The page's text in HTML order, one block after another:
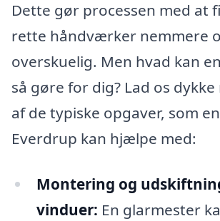
Dette gør processen med at
rette håndværker nemmere
overskuelig. Men hvad kan
så gøre for dig? Lad os
af de typiske opgaver, som
Everdrup kan hjælpe med:
Montering og
vinduer: En glarmester